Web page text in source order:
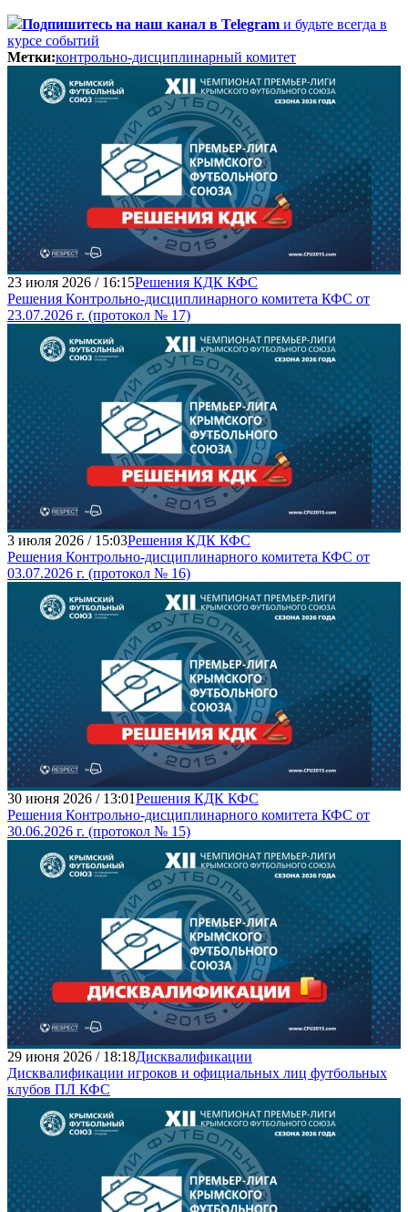
Подпишитесь на наш канал в Telegram и будьте всегда в
курсе событий
Метки:контрольно-дисциплинарный комитет
23 июля 2026 / 16:15Решения КДК КФС
Решения Контрольно-дисциплинарного комитета КФС от
23.07.2026 г. (протокол № 17)
3 июля 2026 / 15:03Решения КДК КФС
Решения Контрольно-дисциплинарного комитета КФС от
03.07.2026 г. (протокол № 16)
30 июня 2026 / 13:01Решения КДК КФС
Решения Контрольно-дисциплинарного комитета КФС от
30.06.2026 г. (протокол № 15)
29 июня 2026 / 18:18Дисквалификации
Дисквалификации игроков и официальных лиц футбольных
клубов ПЛ КФС